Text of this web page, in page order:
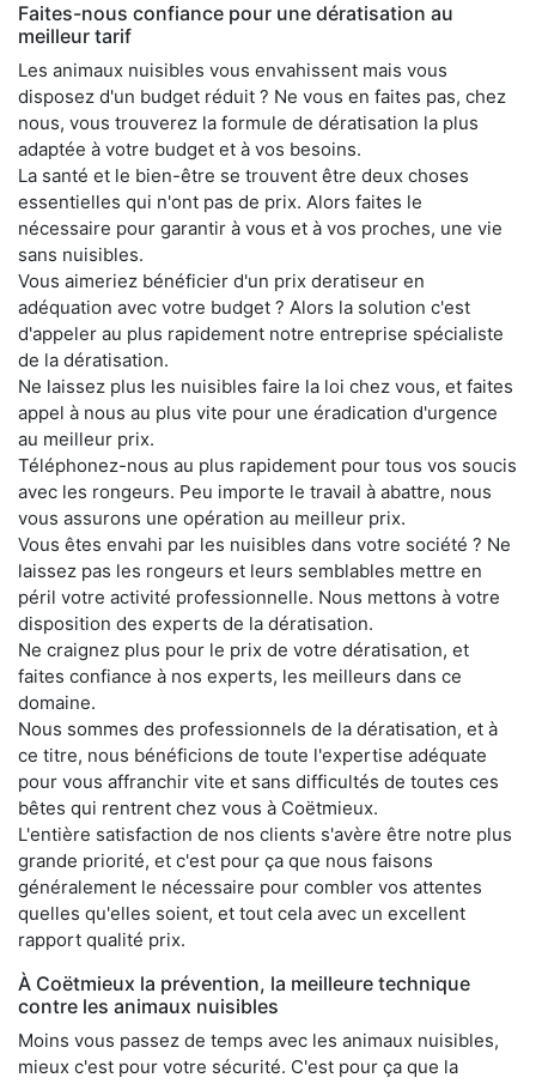
Faites-nous confiance pour une dératisation au
meilleur tarif
Les animaux nuisibles vous envahissent mais vous
disposez d'un budget réduit ? Ne vous en faites pas, chez
nous, vous trouverez la formule de dératisation la plus
adaptée à votre budget et à vos besoins.
La santé et le bien-être se trouvent être deux choses
essentielles qui n'ont pas de prix. Alors faites le
nécessaire pour garantir à vous et à vos proches, une vie
sans nuisibles.
Vous aimeriez bénéficier d'un prix deratiseur en
adéquation avec votre budget ? Alors la solution c'est
d'appeler au plus rapidement notre entreprise spécialiste
de la dératisation.
Ne laissez plus les nuisibles faire la loi chez vous, et faites
appel à nous au plus vite pour une éradication d'urgence
au meilleur prix.
Téléphonez-nous au plus rapidement pour tous vos soucis
avec les rongeurs. Peu importe le travail à abattre, nous
vous assurons une opération au meilleur prix.
Vous êtes envahi par les nuisibles dans votre société ? Ne
laissez pas les rongeurs et leurs semblables mettre en
péril votre activité professionnelle. Nous mettons à votre
disposition des experts de la dératisation.
Ne craignez plus pour le prix de votre dératisation, et
faites confiance à nos experts, les meilleurs dans ce
domaine.
Nous sommes des professionnels de la dératisation, et à
ce titre, nous bénéficions de toute l'expertise adéquate
pour vous affranchir vite et sans difficultés de toutes ces
bêtes qui rentrent chez vous à Coëtmieux.
L'entière satisfaction de nos clients s'avère être notre plus
grande priorité, et c'est pour ça que nous faisons
généralement le nécessaire pour combler vos attentes
quelles qu'elles soient, et tout cela avec un excellent
rapport qualité prix.
À Coëtmieux la prévention, la meilleure technique
contre les animaux nuisibles
Moins vous passez de temps avec les animaux nuisibles,
mieux c'est pour votre sécurité. C'est pour ça que la